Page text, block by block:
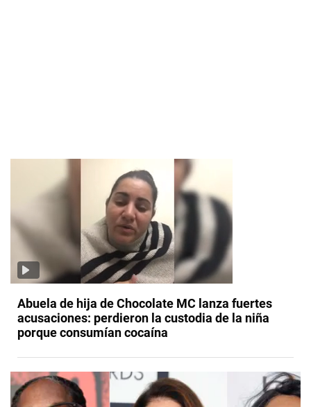
Abuela de hija de Chocolate MC lanza fuertes
acusaciones: perdieron la custodia de la niña
porque consumían cocaína